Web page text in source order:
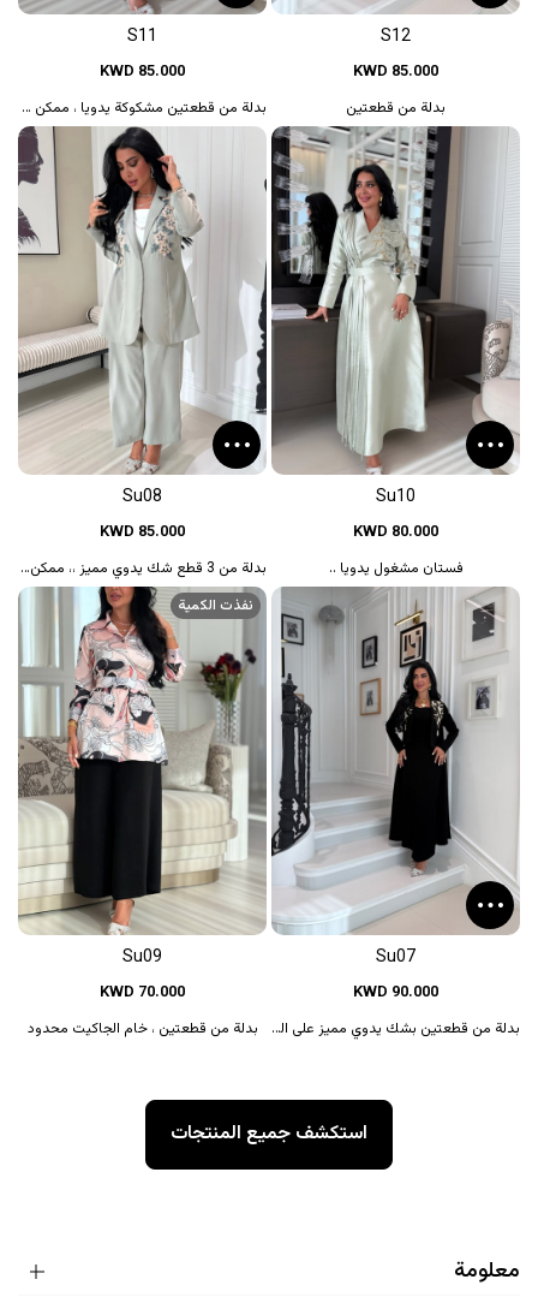
S12
KWD 85.000
بدلة من قطعتين
S11
KWD 85.000
بدلة من قطعتين مشكوكة يدويا ، ممكن تغيير...
Su10
KWD 80.000
فستان مشغول يدويا ..
Su08
KWD 85.000
بدلة من 3 قطع شك يدوي مميز ،، ممكن تغيي...
Su07
KWD 90.000
بدلة من قطعتين بشك يدوي مميز على الجاكيت
نفذت الكمية
Su09
KWD 70.000
بدلة من قطعتين ، خام الجاكيت محدود
استكشف جميع المنتجات
معلومة